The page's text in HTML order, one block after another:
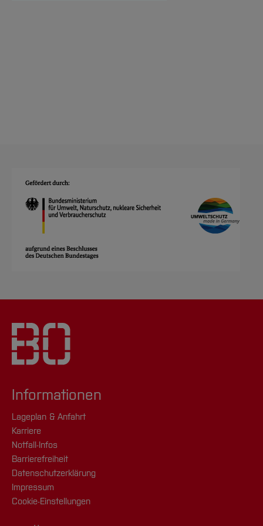
Informationen
Lageplan & Anfahrt
Karriere
Notfall-Infos
Barrierefreiheit
Datenschutzerklärung
Impressum
Cookie-Einstellungen